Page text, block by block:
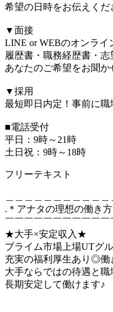
希望の日時をお伝えくだ
▼面接
LINE or WEBのオンライ
履歴書・職務経歴書・志
あなたのご希望をお聞か
▼採用
最短即日内定！事前に
■電話受付
平日：9時～21時
土日祝：9時～18時
フリーテキスト
.＊アナタの理想の働き
￣￣￣￣￣￣￣￣￣￣
★大手×安定収入★
プライム市場上場UTグル
充実の福利厚生あり◎働
大手ならではの待遇と
長期安定して働けます♪